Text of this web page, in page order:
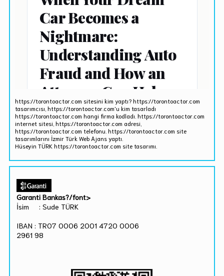
https://torontoactor.com sitesini kim yaptı? https://torontoactor.com
tasarımcısı, https://torontoactor.com'u kim tasarladı
https://torontoactor.com hangi firma kodladı. https://torontoactor.com
internet sitesi, https://torontoactor.com adresi,
https://torontoactor.com telefonu. https://torontoactor.com site
tasarımlarını İzmir Türk Web Ajans yaptı.
Hüseyin TÜRK https://torontoactor.com site tasarımı.
Garanti Bankas?/font>
İsim : Sude TÜRK
IBAN : TR07 0006 2001 4720 0006
2961 98